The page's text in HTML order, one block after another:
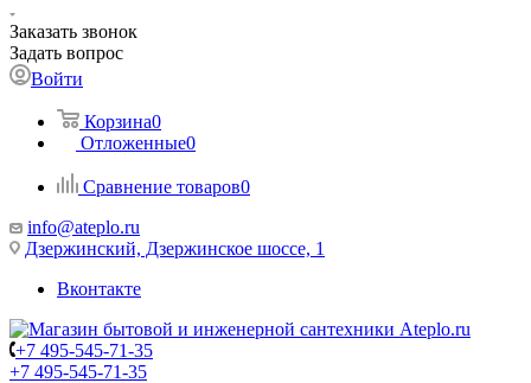
Заказать звонок
Задать вопрос
Войти
Корзина0
Отложенные0
Сравнение товаров0
info@ateplo.ru
Дзержинский, Дзержинское шоссе, 1
Вконтакте
+7 495-545-71-35
+7 495-545-71-35